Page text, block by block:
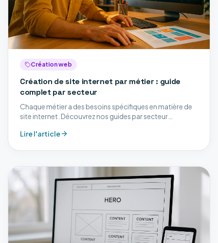
Création web
Création de site internet par métier : guide
complet par secteur
Chaque métier a des besoins spécifiques en matière de
site internet. Découvrez nos guides par secteur
Lire l'article